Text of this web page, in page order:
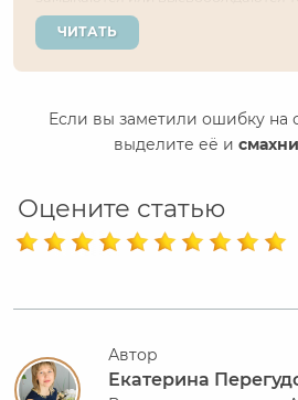
каналы, тем самым перенаправляя
силы в организме. Есть множество
ЧИТАТЬ
Если вы заметили ошибку на
выделите её и
Оцените статью
Автор
Екатерина